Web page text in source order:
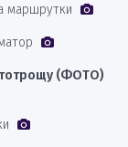
маршрутки
(ФОТО)